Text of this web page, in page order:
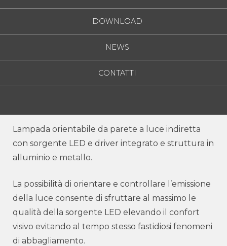
DOWNLOAD
NEWS
CONTATTI
Lampada orientabile da parete a luce indiretta
con sorgente LED e driver integrato e struttura in
alluminio e metallo.
La possibilità di orientare e controllare l’emissione
della luce consente di sfruttare al massimo le
qualità della sorgente LED elevando il confort
visivo evitando al tempo stesso fastidiosi fenomeni
di abbagliamento.